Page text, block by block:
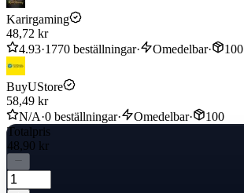
Karirgaming
48,72 kr
4.93·1770 beställningar· Omedelbar· 100
BuyUStore
58,49 kr
N/A·0 beställningar· Omedelbar·
100
Totalpris
48,90 kr